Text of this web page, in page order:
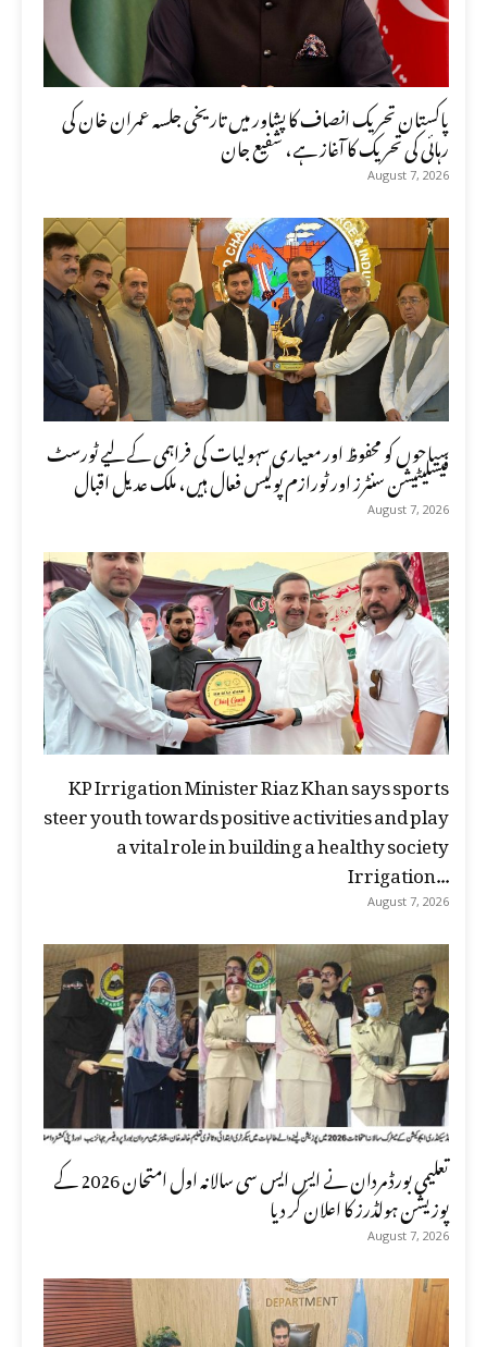
پاکستان تحریک انصاف کا پشاور میں تاریخی جلسہ عمران خان کی
رہائی کی تحریک کا آغاز ہے، شفیع جان
August 7, 2026
سیاحوں کو محفوظ اور معیاری سہولیات کی فراہمی کے لیے ٹورسٹ
فیسلیٹیشن سنٹرز اور ٹورازم پولیس فعال ہیں، ملک عدیل اقبال
August 7, 2026
KP Irrigation Minister Riaz Khan says sports
steer youth towards positive activities and play
a vital role in building a healthy society
Irrigation...
August 7, 2026
تعلیمی بورڈ مردان نے ایس ایس سی سالانہ اول امتحان 2026 کے
پوزیشن ہولڈرز کا اعلان کر دیا
August 7, 2026